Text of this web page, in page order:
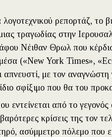
λογοτεχνικού ρεπορτάζ,
τραγωδίας στην
Νέιθαν Θρωλ που
(«New York Times»,
απνευστί, με τον
σφίξιμο που θα του
εντείνεται από το
κρίσεις της τον
ασύμμετρο πόλεμο που